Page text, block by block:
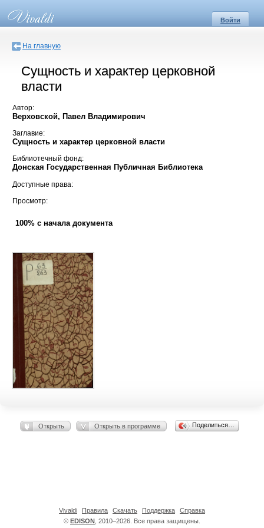
Войти
На главную
Сущность и характер церковной
власти
Автор:
Верховской, Павел Владимирович
Заглавие:
Сущность и характер церковной власти
Библиотечный фонд:
Донская Государственная Публичная Библиотека
Доступные права:
Просмотр:
100% с начала документа
Открыть Открыть в программе Поделиться…
© EDISON , 2010–2026. Все права защищены.
Vivaldi Правила Скачать Поддержка Справка